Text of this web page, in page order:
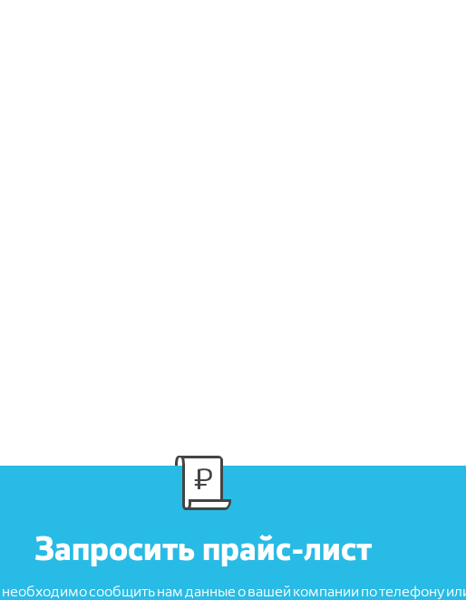
Запросить прайс-лист
сообщить нам данные о вашей компании по телефону